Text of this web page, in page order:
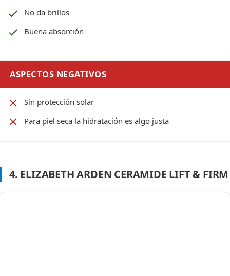
No da brillos
Buena absorción
ASPECTOS NEGATIVOS
Sin protección solar
Para piel seca la hidratación es algo justa
4. ELIZABETH ARDEN CERAMIDE LIFT & FIRM